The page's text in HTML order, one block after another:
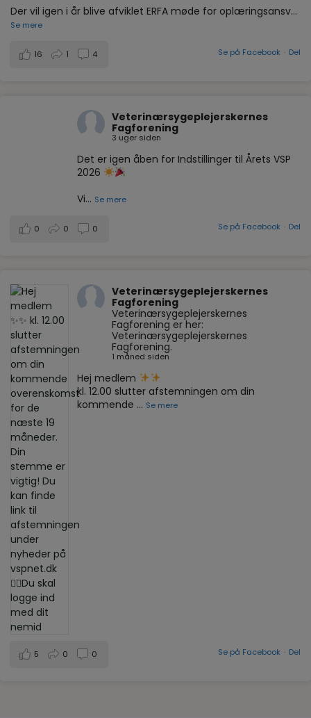
Der vil igen i år blive afviklet ERFA møde for oplæringsansv...
Se mere
Se på Facebook · Del
16 1 4
Veterinærsygeplejerskernes
Fagforening
3 uger siden
Det er igen åben for Indstillinger til Årets VSP
2026
Vi... Se mere
Se på Facebook · Del
0 0 0
Veterinærsygeplejerskernes
Fagforening
Veterinærsygeplejerskernes
Fagforening er her:
Veterinærsygeplejerskernes
Fagforening.
1 måned siden
Hej medlem
kl. 12.00 slutter afstemningen om din
kommende ... Se mere
Se på Facebook · Del
5 0 0